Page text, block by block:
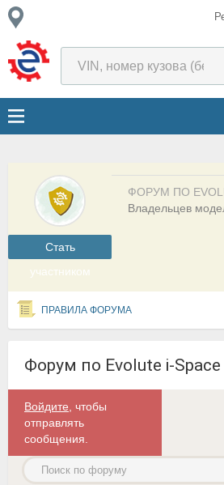
Cтать
участником
ФОРУМ ПО
Владельцев
ПРАВИЛА ФОРУМА
Форум по Evolute i-Space
Войдите , чтобы
отправлять
сообщения.